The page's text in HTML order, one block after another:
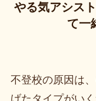
やる気アシス
て一
不登校の原因は